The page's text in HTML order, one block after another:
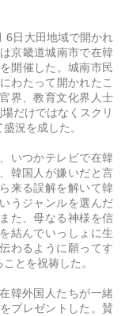
6日大田地域で開かれ
京畿道城南市で在韓
開催した。城南市民
わたって開かれたこ
界、教育文化界人士
だけではなくスクリ
況を成した。
いつかテレビで在韓
韓国人が嫌いだと言
来る誤解を解いて韓
うジャンルを選んだ
た、母なる神様を信
結んでいっしょに生
わるように願ってす
とを祝祷した。
韓外国人たちが一緒
プレゼントした。賛